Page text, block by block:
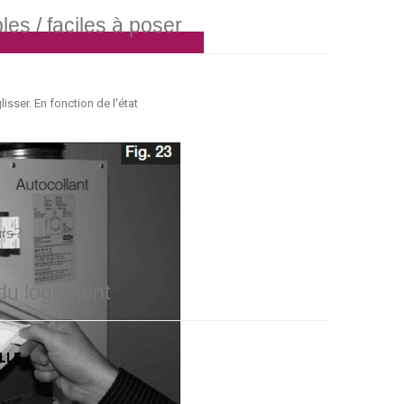
/ faciles à poser
?
logement
En fonction de l'état